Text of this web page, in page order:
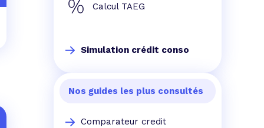
Calcul TAEG
Simulation crédit conso
Nos guides les plus consultés
Comparateur credit